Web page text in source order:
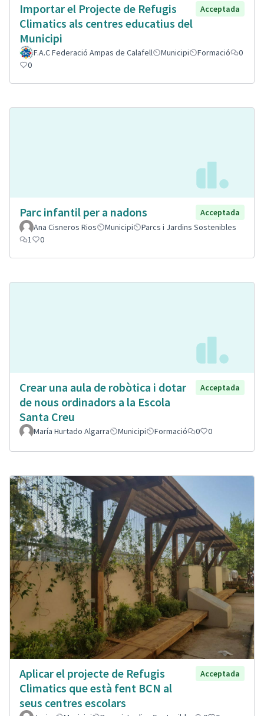
Importar el Projecte de Refugis
Climatics als centres educatius del
Municipi
Acceptada
F.A.C Federació Ampas de Calafell Municipi Formació
0
0
Parc infantil per a nadons
Acceptada
Ana Cisneros Rios
Municipi
Parcs i Jardins Sostenibles
1
0
Crear una aula de robòtica i dotar
de nous ordinadors a la Escola
Santa Creu
Acceptada
María Hurtado Algarra Municipi Formació 0 0
Aplicar el projecte de Refugis
Climatics que està fent BCN al
seus centres escolars
Acceptada